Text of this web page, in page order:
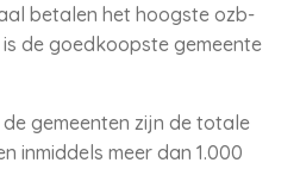
betalen het hoogste ozb-
is de goedkoopste gemeente
gemeenten zijn de totale
inmiddels meer dan 1.000